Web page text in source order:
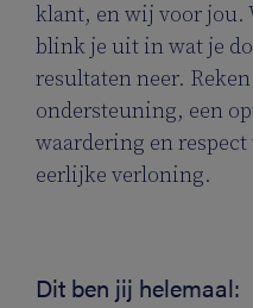
klant, en wij voor jou.
blink je uit in wat je
resultaten neer.
ondersteuning, een
waardering en
eerlijke verloning.
Dit ben jij helemaal: